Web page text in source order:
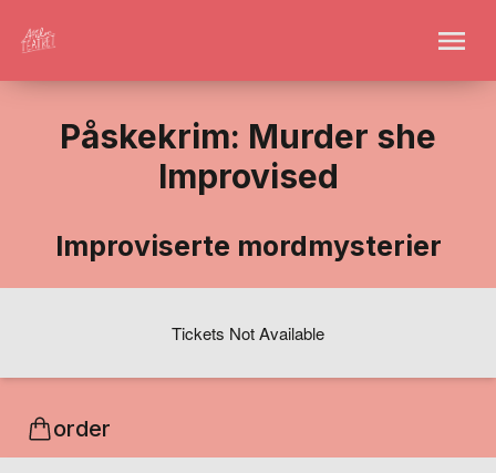
Påskekrim: Murder she
Improvised
Improviserte mordmysterier
Tickets Not Available
order